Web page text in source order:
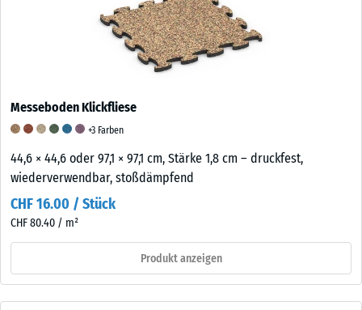
Messeboden Klickfliese
+3 Farben
44,6 × 44,6 oder 97,1 × 97,1 cm, Stärke 1,8 cm – druckfest,
wiederverwendbar, stoßdämpfend
CHF 16.00 / Stück
CHF 80.40 / m²
Produkt anzeigen